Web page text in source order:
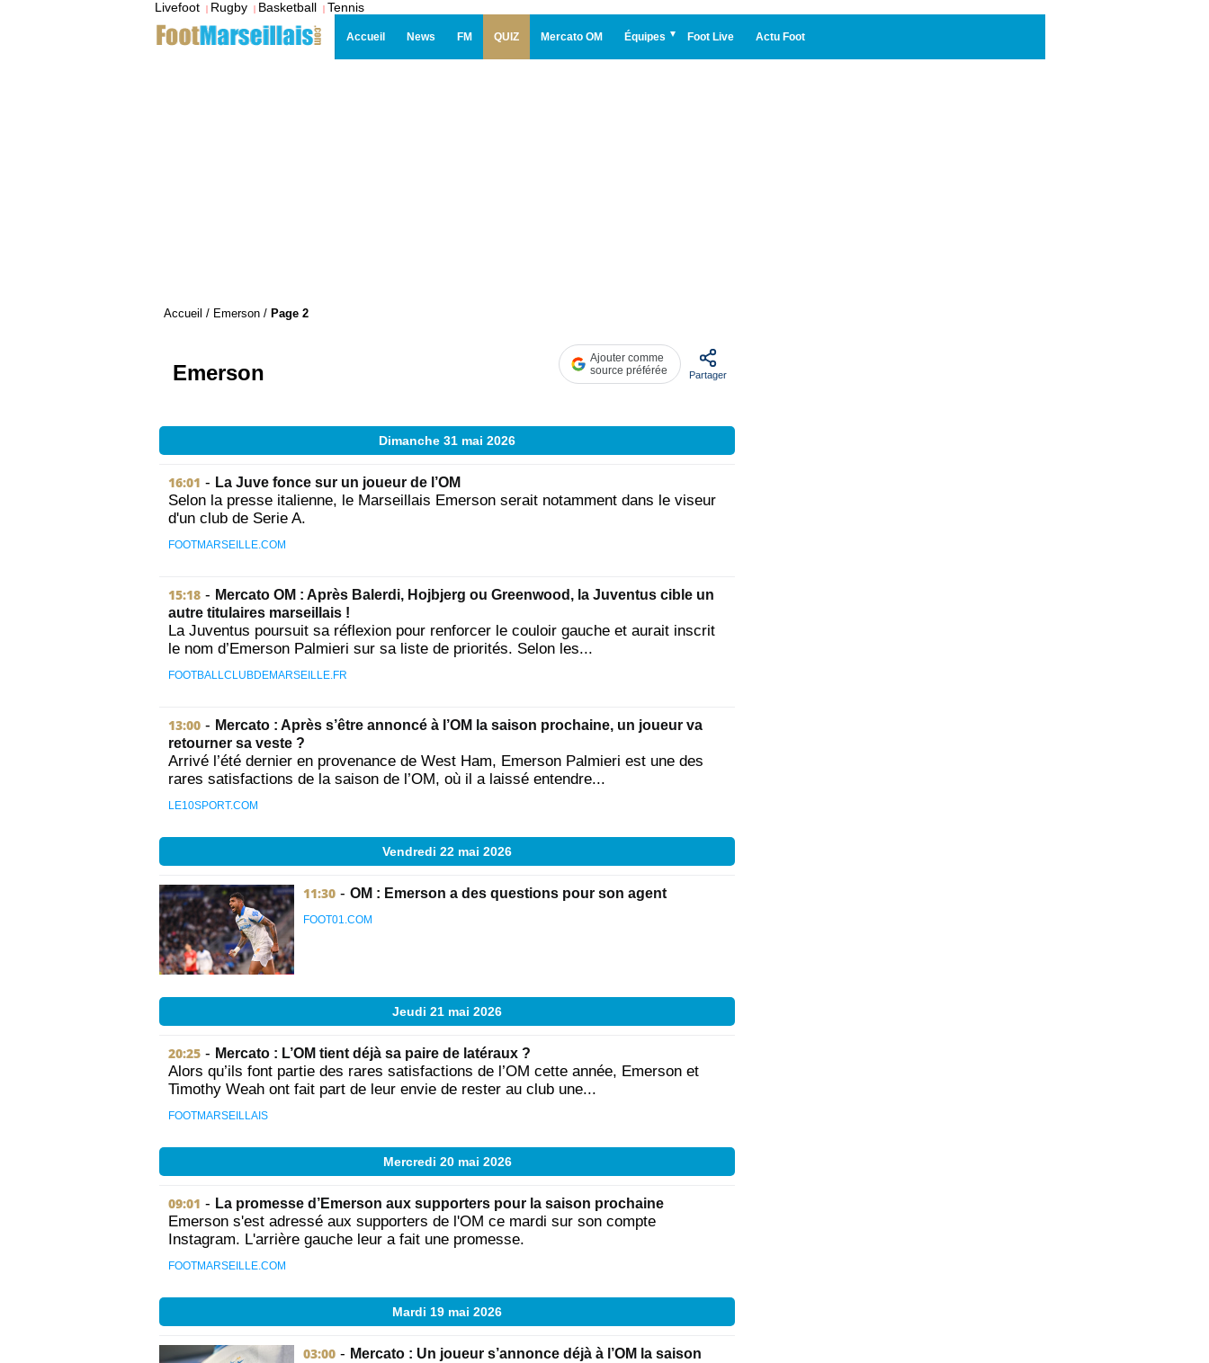
Livefoot | Rugby | Basketball | Tennis
Accueil News FM QUIZ Mercato OM Équipes Foot Live Actu Foot
Accueil / Emerson / Page 2
Emerson
Ajouter comme
source préférée
Partager
Dimanche 31 mai 2026
16:01 - La Juve fonce sur un joueur de l’OM
Selon la presse italienne, le Marseillais Emerson serait notamment dans le viseur
d'un club de Serie A.
FOOTMARSEILLE.COM
15:18 - Mercato OM : Après Balerdi, Hojbjerg ou Greenwood, la Juventus cible un
autre titulaires marseillais !
La Juventus poursuit sa réflexion pour renforcer le couloir gauche et aurait inscrit
le nom d’Emerson Palmieri sur sa liste de priorités. Selon les...
FOOTBALLCLUBDEMARSEILLE.FR
13:00 - Mercato : Après s’être annoncé à l’OM la saison prochaine, un joueur va
retourner sa veste ?
Arrivé l’été dernier en provenance de West Ham, Emerson Palmieri est une des
rares satisfactions de la saison de l’OM, où il a laissé entendre...
LE10SPORT.COM
Vendredi 22 mai 2026
11:30 - OM : Emerson a des questions pour son agent
FOOT01.COM
Jeudi 21 mai 2026
20:25 - Mercato : L’OM tient déjà sa paire de latéraux ?
Alors qu’ils font partie des rares satisfactions de l’OM cette année, Emerson et
Timothy Weah ont fait part de leur envie de rester au club une...
FOOTMARSEILLAIS
Mercredi 20 mai 2026
09:01 - La promesse d’Emerson aux supporters pour la saison prochaine
Emerson s'est adressé aux supporters de l'OM ce mardi sur son compte
Instagram. L'arrière gauche leur a fait une promesse.
FOOTMARSEILLE.COM
Mardi 19 mai 2026
03:00 - Mercato : Un joueur s’annonce déjà à l’OM la saison